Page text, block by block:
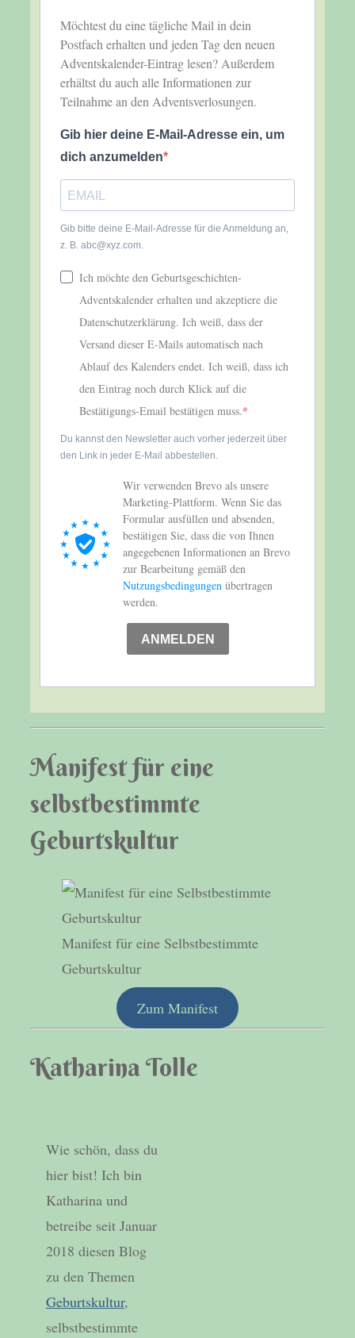
Möchtest du eine tägliche Mail in dein
Postfach erhalten und jeden Tag den neuen
Adventskalender-Eintrag lesen? Außerdem
erhältst du auch alle Informationen zur
Teilnahme an den Adventsverlosungen.
Gib hier deine E-Mail-Adresse ein, um
dich anzumelden
Gib bitte deine E-Mail-Adresse für die Anmeldung an,
z. B. abc@xyz.com.
Ich möchte den Geburtsgeschichten-
Adventskalender erhalten und akzeptiere die
Datenschutzerklärung. Ich weiß, dass der
Versand dieser E-Mails automatisch nach
Ablauf des Kalenders endet. Ich weiß, dass ich
den Eintrag noch durch Klick auf die
Bestätigungs-Email bestätigen muss.
Du kannst den Newsletter auch vorher jederzeit über
den Link in jeder E-Mail abbestellen.
Wir verwenden Brevo als unsere
Marketing-Plattform. Wenn Sie das
Formular ausfüllen und absenden,
bestätigen Sie, dass die von Ihnen
angegebenen Informationen an Brevo
zur Bearbeitung gemäß den
Nutzungsbedingungen übertragen
werden.
ANMELDEN
Manifest für eine
selbstbestimmte
Geburtskultur
Manifest für eine Selbstbestimmte
Geburtskultur
Zum Manifest
Katharina Tolle
Wie schön, dass du
hier bist! Ich bin
Katharina und
betreibe seit Januar
2018 diesen Blog
zu den Themen
Geburtskultur,
selbstbestimmte